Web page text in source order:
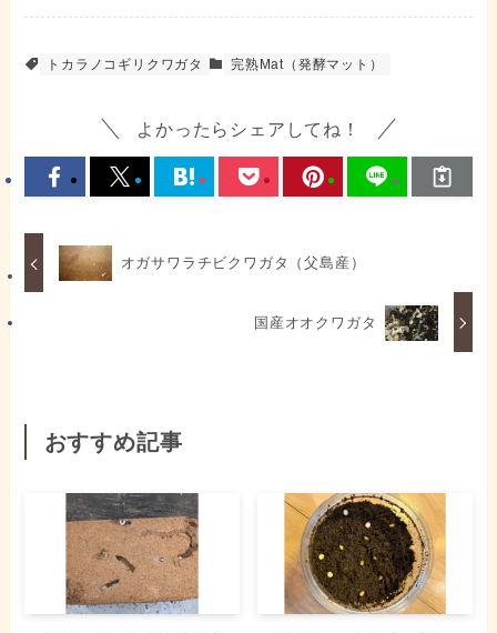
トカラノコギリクワガタ 完熟Mat（発酵マット）
よかったらシェアしてね！
オガサワラチビクワガタ（父島産）
国産オオクワガタ
おすすめ記事